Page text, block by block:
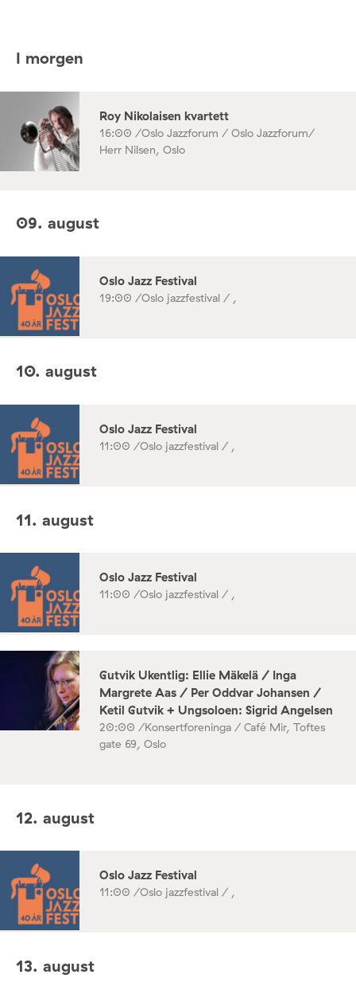
I morgen
Roy Nikolaisen kvartett
16:00 /Oslo Jazzforum / Oslo Jazzforum/
Herr Nilsen, Oslo
09. august
Oslo Jazz Festival
19:00 /Oslo jazzfestival / ,
10. august
Oslo Jazz Festival
11:00 /Oslo jazzfestival / ,
11. august
Oslo Jazz Festival
11:00 /Oslo jazzfestival / ,
Gutvik Ukentlig: Ellie Mäkelä / Inga
Margrete Aas / Per Oddvar Johansen /
Ketil Gutvik + Ungsoloen: Sigrid Angelsen
20:00 /Konsertforeninga / Café Mir, Toftes
gate 69, Oslo
12. august
Oslo Jazz Festival
11:00 /Oslo jazzfestival / ,
13. august